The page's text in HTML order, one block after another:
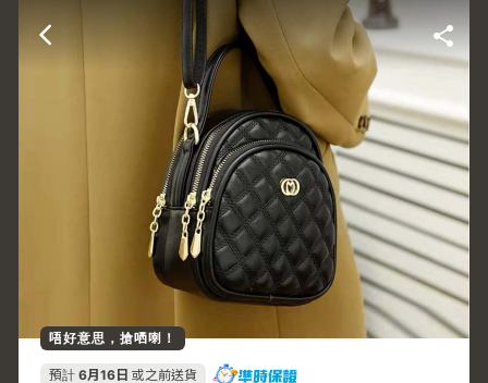
唔好意思，搶哂喇！
預計 6月16日 或之前送貨